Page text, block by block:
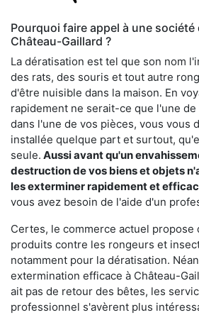
Pourquoi faire appel à une
Château-Gaillard ?
La dératisation est tel que son nom
des rats, des souris et tout autre
d'être nuisible dans la maison. En
rapidement ne serait-ce que l'une
dans l'une de vos pièces, vous vous
installée quelque part et surtout,
seule. Aussi avant qu'un
destruction de vos biens et objets
les exterminer rapidement et
vous avez besoin de l'aide d'un
Certes, le commerce actuel propose
produits contre les rongeurs et
notamment pour la dératisation.
extermination efficace à Château-
ait pas de retour des bêtes, les
professionnel s'avèrent plus